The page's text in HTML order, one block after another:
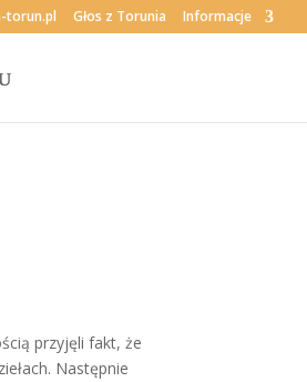
torun.pl Głos z Torunia Informacje
przyjęli fakt, że
Następnie